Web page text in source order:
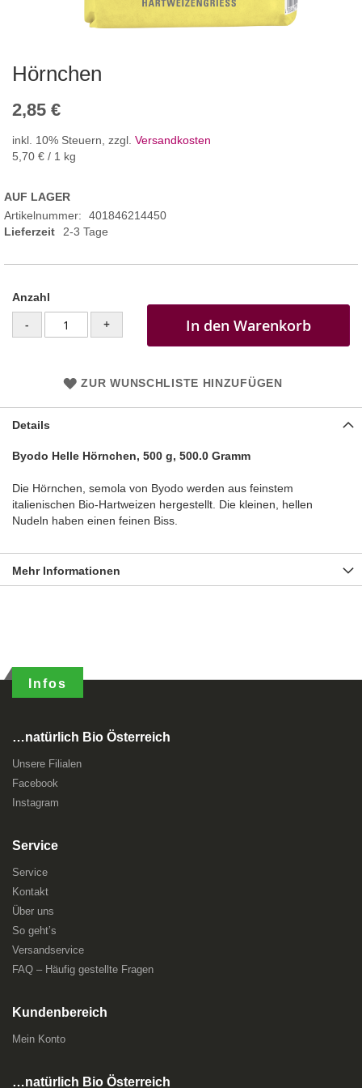
Hörnchen
2,85 €
inkl. 10% Steuern, zzgl. Versandkosten
5,70 € / 1 kg
AUF LAGER
Artikelnummer
401846214450
Lieferzeit
2-3 Tage
Anzahl
- + In den Warenkorb
ZUR WUNSCHLISTE HINZUFÜGEN
Details
Byodo Helle Hörnchen, 500 g, 500.0 Gramm
Die Hörnchen, semola von Byodo werden aus feinstem
italienischen Bio-Hartweizen hergestellt. Die kleinen, hellen
Nudeln haben einen feinen Biss.
Mehr Informationen
Infos
…natürlich Bio Österreich
Unsere Filialen
Facebook
Instagram
Service
Service
Kontakt
Über uns
So geht’s
Versandservice
FAQ – Häufig gestellte Fragen
Kundenbereich
Mein Konto
…natürlich Bio Österreich